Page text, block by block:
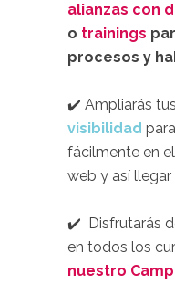
alianzas con
o trainings
procesos y
✔️ Ampliarás tus
visibilidad
fácilmente en
web y así llegar
✔️ Disfrutarás
en todos los
nuestro